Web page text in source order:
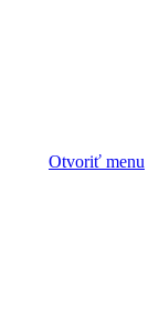
Otvoriť menu